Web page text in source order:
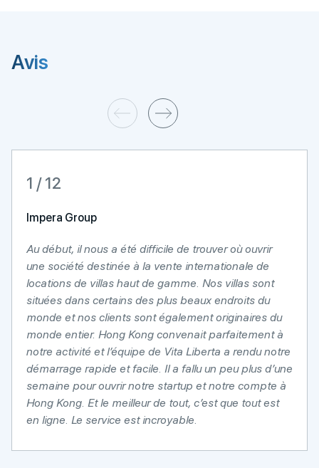
Avis
1 / 12
Impera Group
Au début, il nous a été difficile de trouver où ouvrir
une société destinée à la vente internationale de
locations de villas haut de gamme. Nos villas sont
situées dans certains des plus beaux endroits du
monde et nos clients sont également originaires du
monde entier. Hong Kong convenait parfaitement à
notre activité et l’équipe de Vita Liberta a rendu notre
démarrage rapide et facile. Il a fallu un peu plus d’une
semaine pour ouvrir notre startup et notre compte à
Hong Kong. Et le meilleur de tout, c’est que tout est
en ligne. Le service est incroyable.